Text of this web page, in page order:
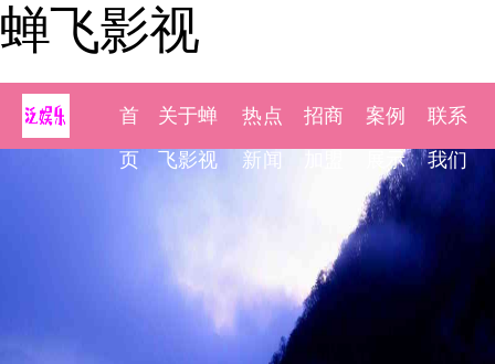
蝉飞影视
首
页
关于蝉
飞影视
热点
新闻
招商
案例
展示
联系
我们